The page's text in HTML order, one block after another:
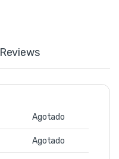
Reviews
Agotado
Agotado